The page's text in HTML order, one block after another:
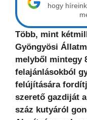
hogy
Több, mint
Gyöngyösi
melyből mintegy
felajánlásokból
felújítására
szerető gazdiját
száz kutyáról